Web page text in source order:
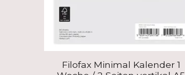
Filofax Minimal Kalender 1